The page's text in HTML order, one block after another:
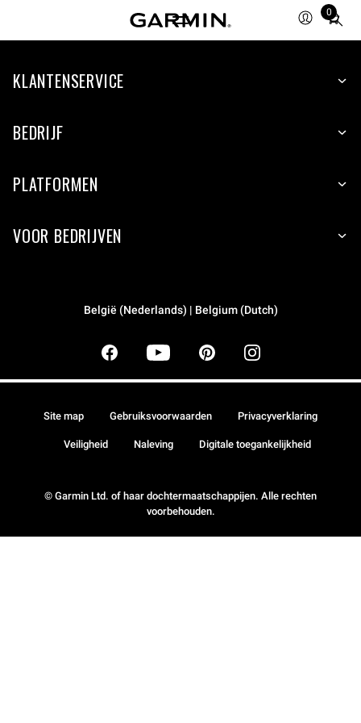
0
Total
items
cart:
KLANTENSERVICE
BEDRIJF
PLATFORMEN
VOOR BEDRIJVEN
België (Nederlands) | Belgium (Dutch)
© Garmin Ltd. of haar dochtermaatschappijen. Alle rechten
voorbehouden.
Site map Gebruiksvoorwaarden Privacyverklaring
Veiligheid Naleving Digitale toegankelijkheid